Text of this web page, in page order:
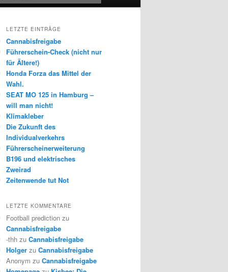
LETZTE EINTRÄGE
Cannabisfreigabe
Führerschein-Check (nicht nur
für Ältere!)
Honda Forza das Mittel der
Wahl.
SEAT MO 125 in Hamburg –
will man nicht!
Klimakleber
Die Zukunft des
Individualverkehrs
Führerscheinerweiterung
B196 und elektrisches
Zweirad
Zeitenwende tut Not
LETZTE KOMMENTARE
Football prediction zu
Cannabisfreigabe
-thh zu Cannabisfreigabe
Holger zu Cannabisfreigabe
Anonym zu Cannabisfreigabe